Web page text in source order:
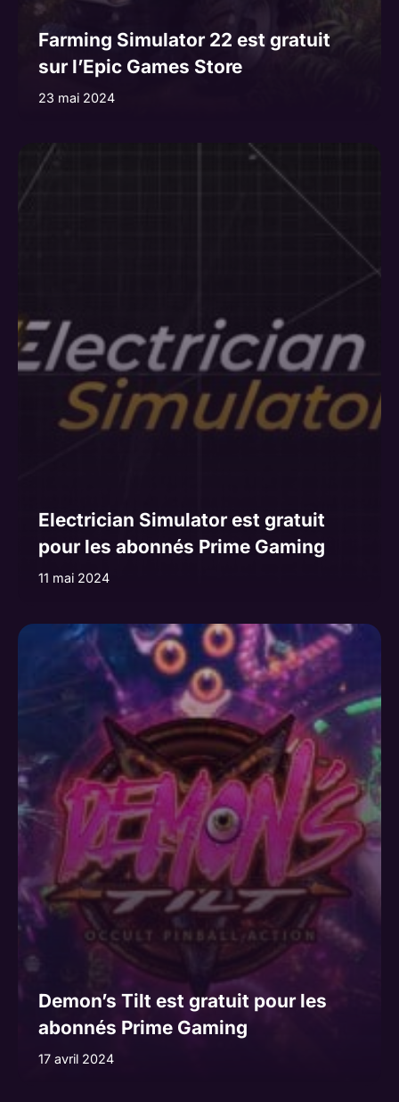
Farming Simulator 22 est gratuit
sur l’Epic Games Store
23 mai 2024
Electrician Simulator est gratuit
pour les abonnés Prime Gaming
11 mai 2024
Demon’s Tilt est gratuit pour les
abonnés Prime Gaming
17 avril 2024